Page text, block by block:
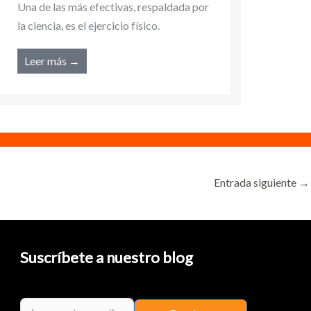
Leer más →
Entrada siguiente →
Suscríbete a nuestro blog